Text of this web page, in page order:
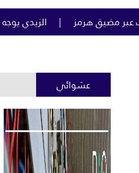
التدقيق القبلي للعقود
عشوائي